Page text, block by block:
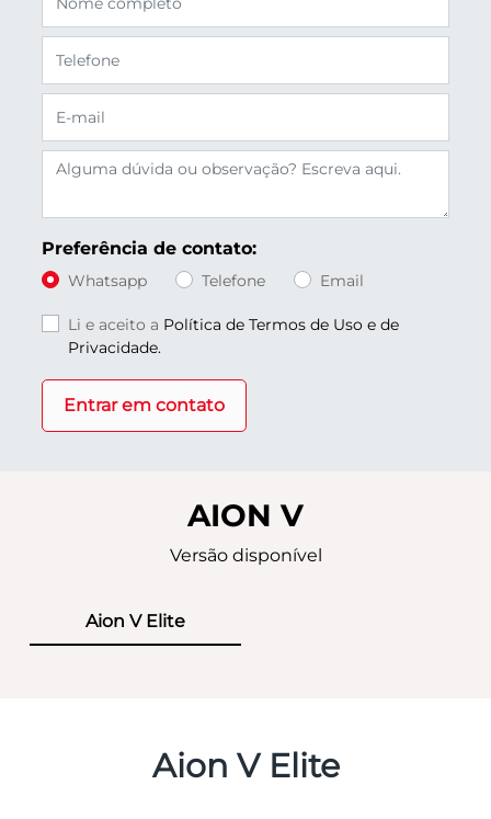
Preferência de contato:
Whatsapp Telefone Email
Li e aceito a Política de Termos de Uso e de
Privacidade.
Entrar em contato
AION V
Versão disponível
Aion V Elite
Aion V Elite